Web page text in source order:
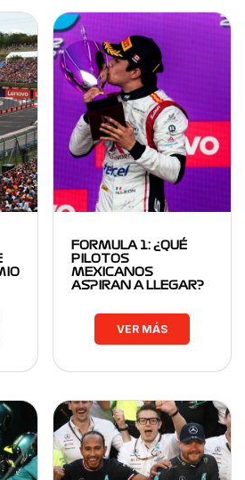
FORMULA 1: ¿QUÉ
PILOTOS
MEXICANOS
ASPIRAN A LLEGAR?
VER MÁS